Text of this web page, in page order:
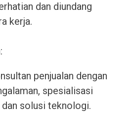
dan diundang
kerja.
penjualan dengan
spesialisasi
solusi teknologi.